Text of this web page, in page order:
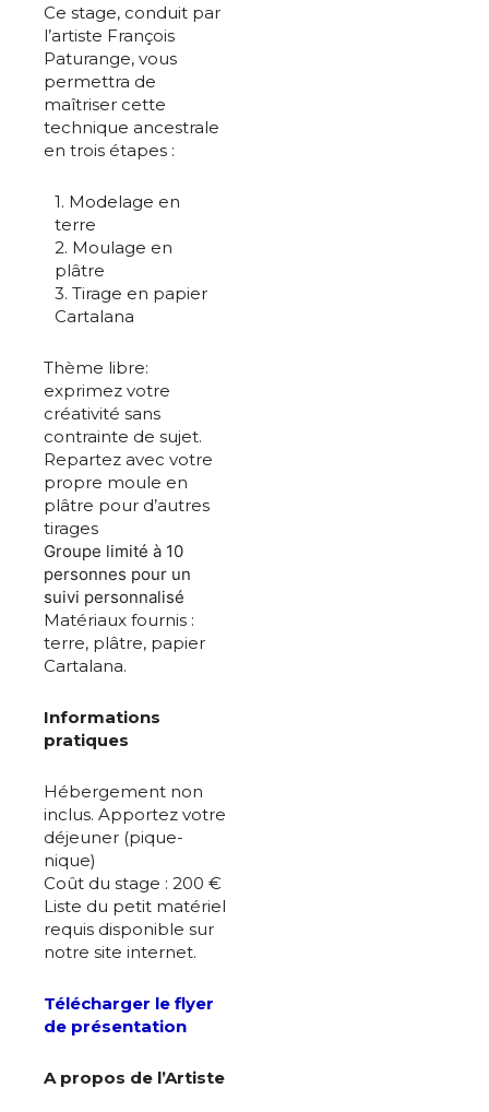
Ce stage, conduit par
l’artiste François
Paturange, vous
permettra de
maîtriser cette
technique ancestrale
en trois étapes :
1. Modelage en
terre
2. Moulage en
plâtre
3. Tirage en papier
Cartalana
Thème libre:
exprimez votre
créativité sans
contrainte de sujet.
Repartez avec votre
propre moule en
plâtre pour d’autres
tirages
Groupe limité à 10
personnes pour un
suivi personnalisé
Matériaux fournis :
terre, plâtre, papier
Cartalana.
Informations
pratiques
Hébergement non
inclus. Apportez votre
déjeuner (pique-
nique)
Coût du stage : 200 €
Liste du petit matériel
requis disponible sur
notre site internet.
Télécharger le flyer
de présentation
A propos de l’Artiste